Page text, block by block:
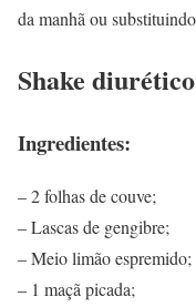
da manhã ou
Shake diurético
Ingredientes:
– 2 folhas de couve;
– Lascas de gengibre;
– Meio limão espremido;
– 1 maçã picada;